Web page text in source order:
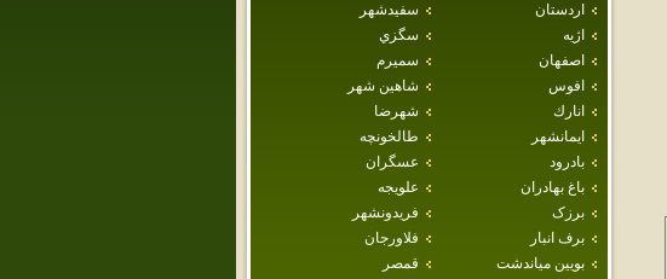
اردستان
سفيدشهر
اژيه
سگزي
اصفهان
سميرم
افوس
شاهين شهر
انارك
شهرضا
ايمانشهر
طالخونچه
بادرود
عسگران
باغ بهادران
علويجه
برزک
فريدونشهر
برف انبار
فلاورجان
بويين مياندشت
قمصر